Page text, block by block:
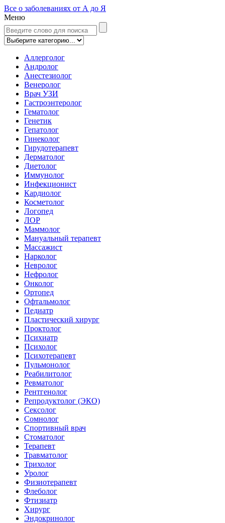
Все о заболеваниях от А до Я
Меню
Аллерголог
Андролог
Анестезиолог
Венеролог
Врач УЗИ
Гастроэнтеролог
Гематолог
Генетик
Гепатолог
Гинеколог
Гирудотерапевт
Дерматолог
Диетолог
Иммунолог
Инфекционист
Кардиолог
Косметолог
Логопед
ЛОР
Маммолог
Мануальный терапевт
Массажист
Нарколог
Невролог
Нефролог
Онколог
Ортопед
Офтальмолог
Педиатр
Пластический хирург
Проктолог
Психиатр
Психолог
Психотерапевт
Пульмонолог
Реабилитолог
Ревматолог
Рентгенолог
Репродуктолог (ЭКО)
Сексолог
Сомнолог
Спортивный врач
Стоматолог
Терапевт
Травматолог
Трихолог
Уролог
Физиотерапевт
Флеболог
Фтизиатр
Хирург
Эндокринолог